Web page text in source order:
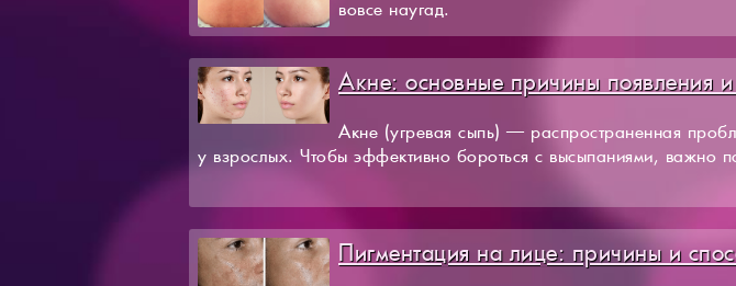
вовсе наугад.
Акне: основные причины появления
Акне (угревая сыпь) — распространенная
у взрослых. Чтобы эффективно бороться с высыпаниями, важно
Пигментация на лице: причины и